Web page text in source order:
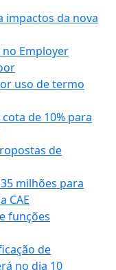
impactos da nova
Employer
uso de termo
de 10% para
de
milhões para
CAE
funções
de
no dia 10